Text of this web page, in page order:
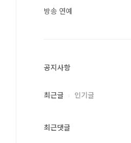
방송 연예
공지사항
최근글 인기글
최근댓글